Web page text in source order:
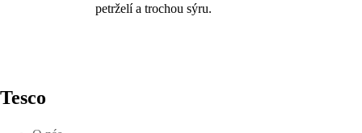
petrželí a trochou sýru.
Tesco